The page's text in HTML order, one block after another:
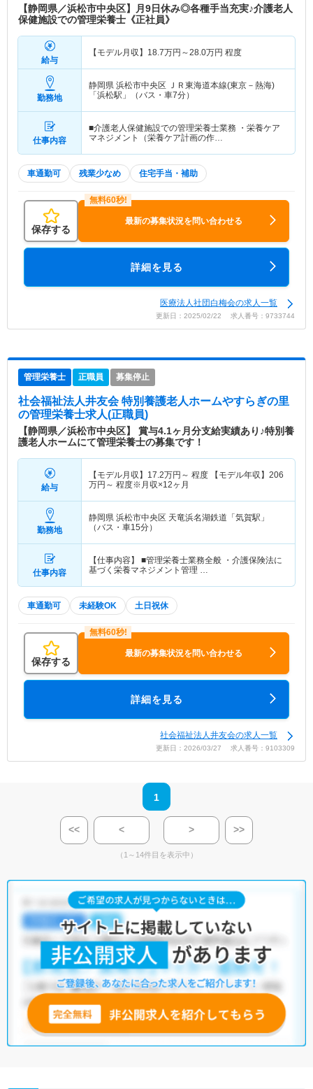
【静岡県／浜松市中央区】月9日休み◎各種手当充実♪介護老人
保健施設での管理栄養士《正社員》
給与
【モデル月収】 18.7万円～28.0万円 程度
勤務地
静岡県 浜松市中央区 ＪＲ東海道本線(東京－熱海)
「浜松駅」（バス・車7分）
仕事内容
■介護老人保健施設での管理栄養士業務 ・栄養ケア
マネジメント（栄養ケア計画の作…
車通勤可 残業少なめ 住宅手当・補助
保存する
最新の募集状況を問い合わせる
詳細を見る
医療法人社団白梅会の求人一覧
更新日：2025/02/22 求人番号：9733744
管理栄養士 正職員 募集停止
社会福祉法人井友会 特別養護老人ホームやすらぎの里
の管理栄養士求人(正職員)
【静岡県／浜松市中央区】 賞与4.1ヶ月分支給実績あり♪特別養
護老人ホームにて管理栄養士の募集です！
給与
【モデル月収】 17.2万円～ 程度 【モデル年収】 206
万円～ 程度※月収×12ヶ月
勤務地
静岡県 浜松市中央区 天竜浜名湖鉄道「気賀駅」
（バス・車15分）
仕事内容
【仕事内容】 ■管理栄養士業務全般 ・介護保険法に
基づく栄養マネジメント管理 …
車通勤可 未経験OK 土日祝休
保存する
最新の募集状況を問い合わせる
詳細を見る
社会福祉法人井友会の求人一覧
更新日：2026/03/27 求人番号：9103309
1
<< < > >>
（1～14件目を表示中）